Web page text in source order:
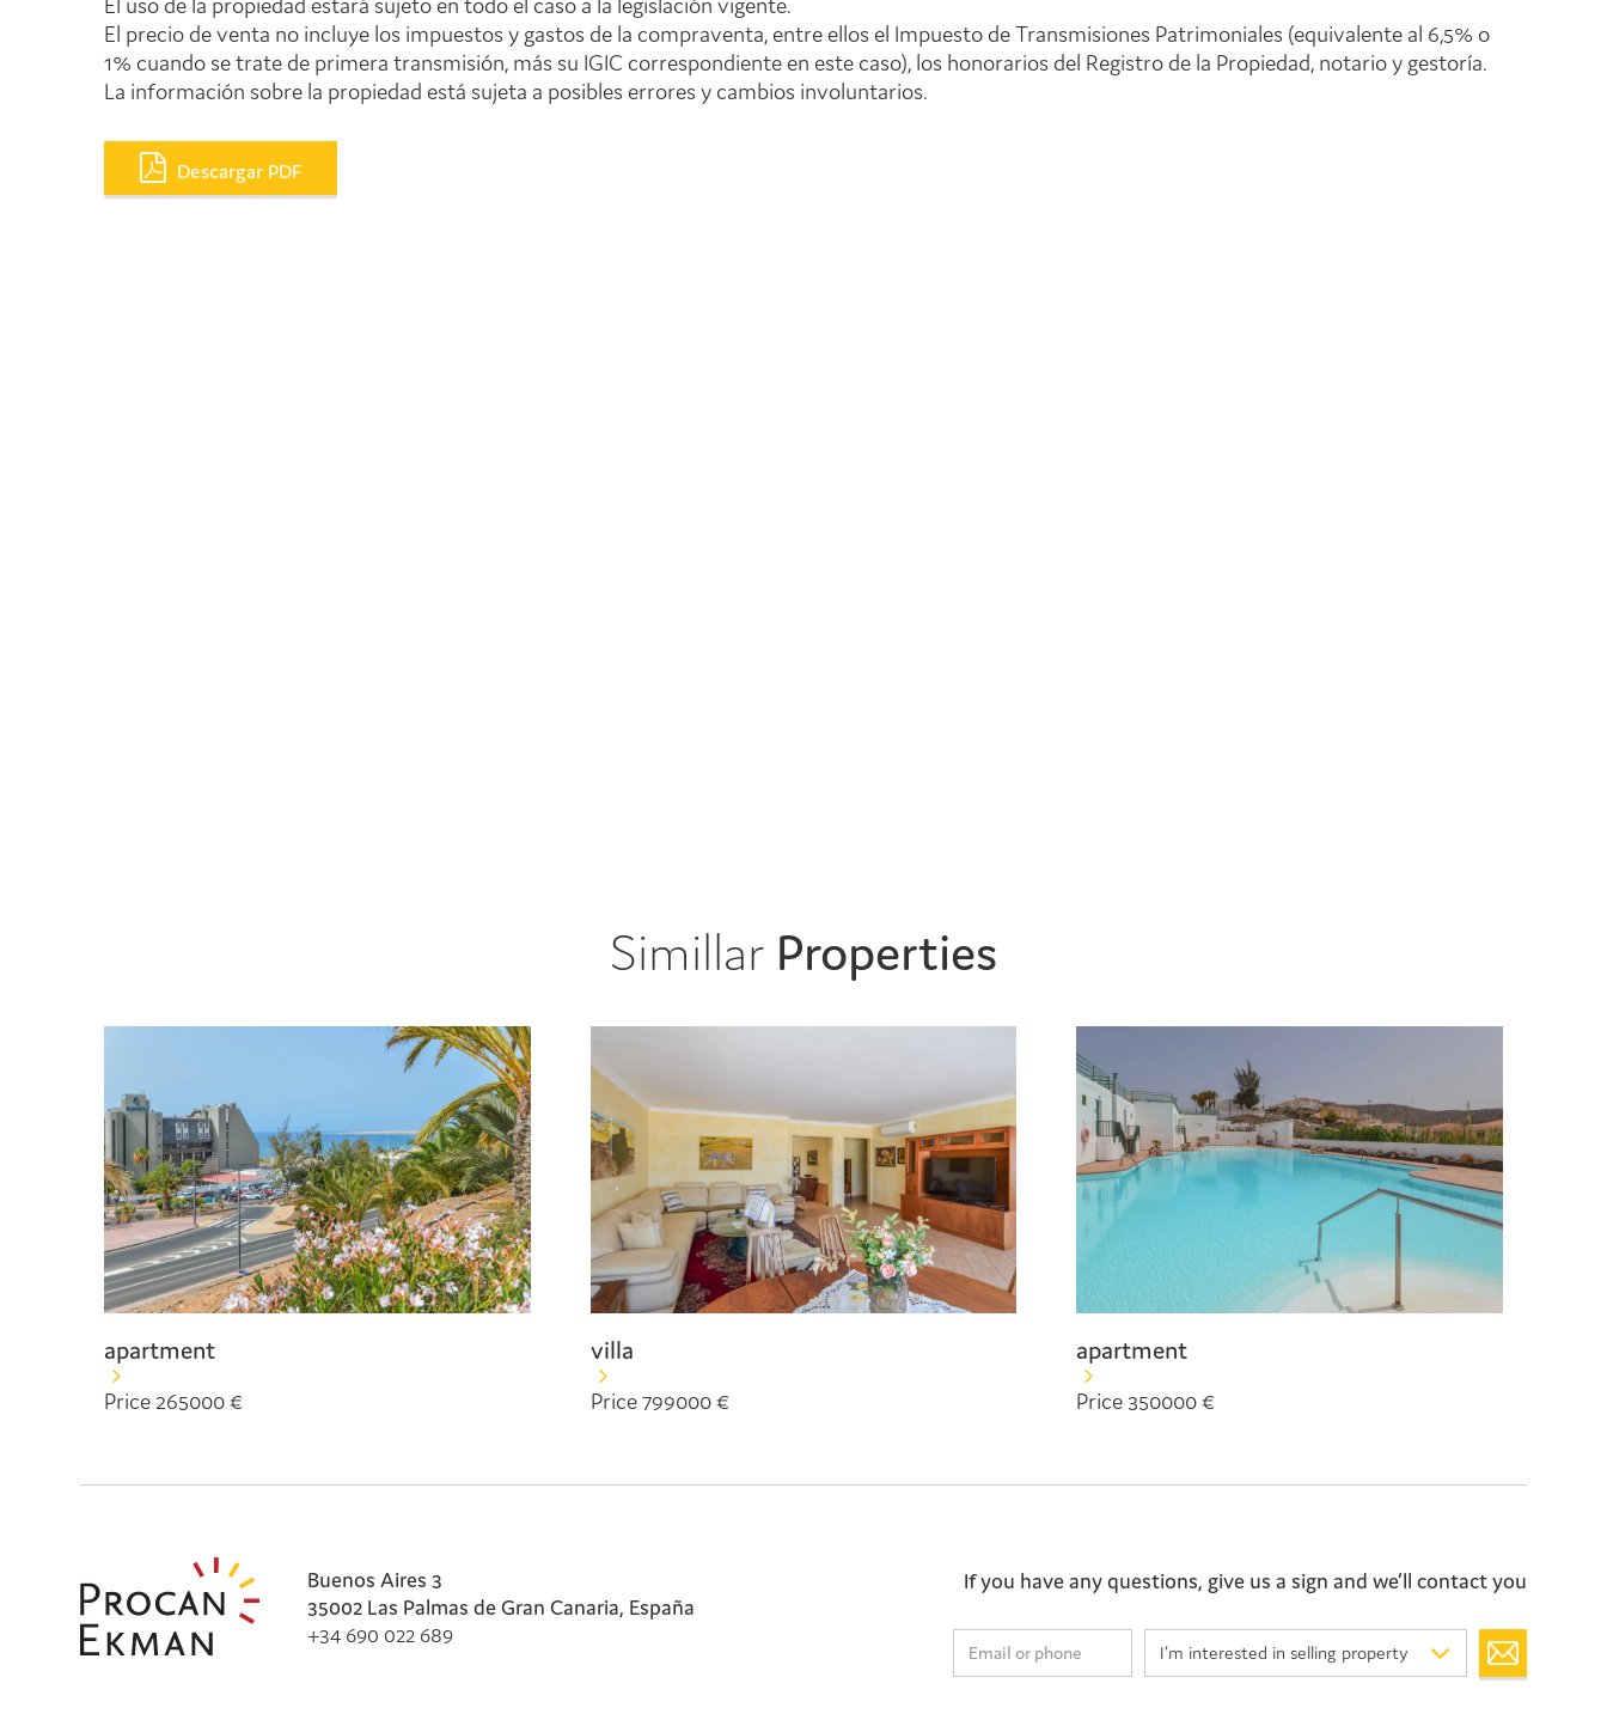
El precio de venta no incluye los impuestos y gastos de la compraventa, entre ellos el Impuesto de Transmisiones Patrimoniales (equivalente al 6,5% o
1% cuando se trate de primera transmisión, más su IGIC correspondiente en este caso), los honorarios del Registro de la Propiedad, notario y gestoría.
La información sobre la propiedad está sujeta a posibles errores y cambios involuntarios.
Descargar PDF
Simillar Properties
apartment
Price 265000 €
villa
Price 799000 €
apartment
Price 350000 €
Buenos Aires 3
35002 Las Palmas de Gran Canaria, España
+34 690 022 689
If you have any questions, give us a sign and we’ll contact you